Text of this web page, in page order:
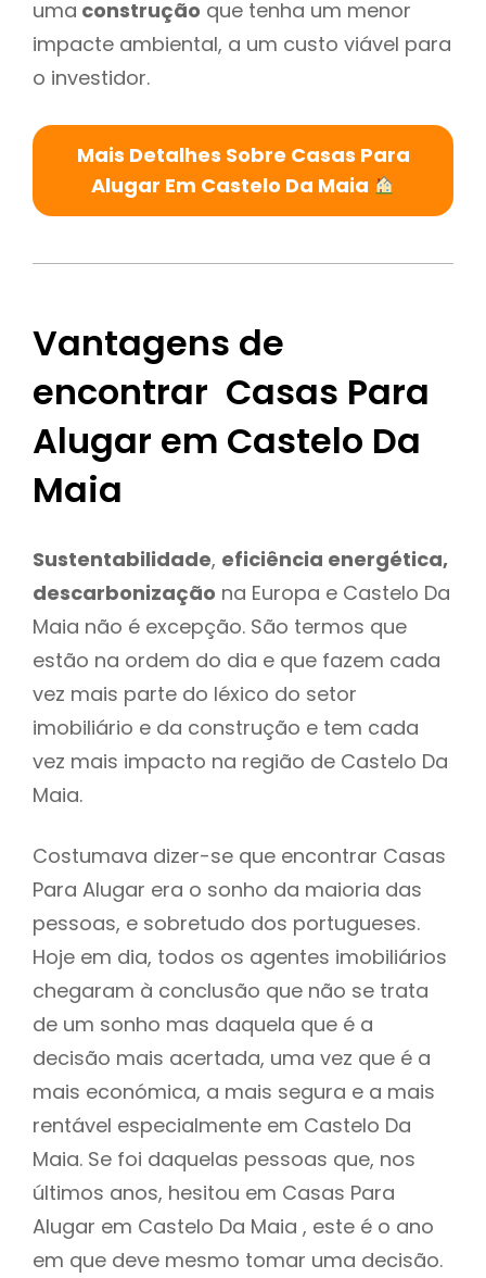
uma construção que tenha um menor
impacte ambiental, a um custo viável para
o investidor.
Mais Detalhes Sobre Casas Para
Alugar Em Castelo Da Maia
Vantagens de
encontrar Casas Para
Alugar em Castelo Da
Maia
Sustentabilidade, eficiência energética,
descarbonização na Europa e Castelo Da
Maia não é excepção. São termos que
estão na ordem do dia e que fazem cada
vez mais parte do léxico do setor
imobiliário e da construção e tem cada
vez mais impacto na região de Castelo Da
Maia.
Costumava dizer-se que encontrar Casas
Para Alugar era o sonho da maioria das
pessoas, e sobretudo dos portugueses.
Hoje em dia, todos os agentes imobiliários
chegaram à conclusão que não se trata
de um sonho mas daquela que é a
decisão mais acertada, uma vez que é a
mais económica, a mais segura e a mais
rentável especialmente em Castelo Da
Maia. Se foi daquelas pessoas que, nos
últimos anos, hesitou em Casas Para
Alugar em Castelo Da Maia , este é o ano
em que deve mesmo tomar uma decisão.